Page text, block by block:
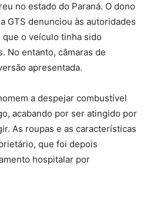
no estado do Paraná. O dono
GTS denunciou às autoridades
o veículo tinha sido
No entanto, câmaras de
apresentada.
a despejar combustível
acabando por ser atingido por
As roupas e as características
que foi depois
hospitalar por